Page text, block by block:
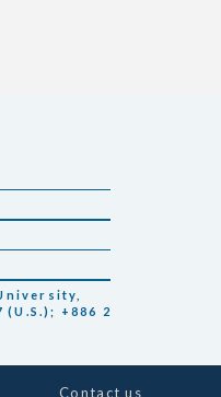
(U.S.); +886 2
Contact us